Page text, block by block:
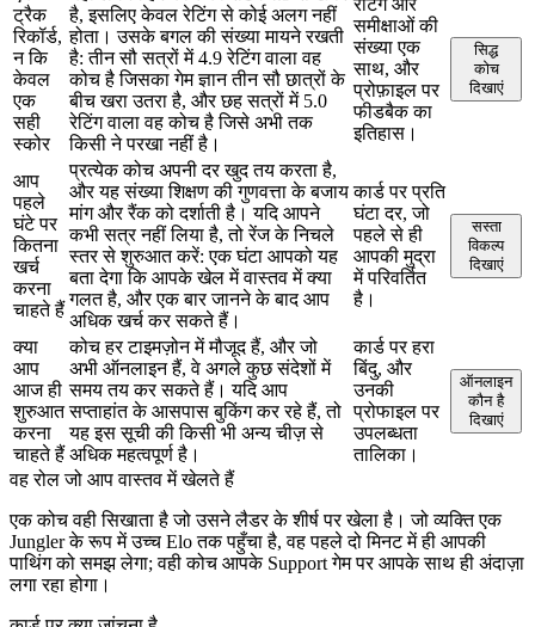
ट्रैक
रिकॉर्ड,
न कि
केवल
एक
सही
स्कोर
है, इसलिए केवल रेटिंग से कोई अलग नहीं
होता। उसके बगल की संख्या मायने रखती
है: तीन सौ सत्रों में 4.9 रेटिंग वाला वह
कोच है जिसका गेम ज्ञान तीन सौ छात्रों के
बीच खरा उतरा है, और छह सत्रों में 5.0
रेटिंग वाला वह कोच है जिसे अभी तक
किसी ने परखा नहीं है।
समीक्षाओं की
संख्या एक
साथ, और
प्रोफ़ाइल पर
फीडबैक का
इतिहास।
सिद्ध
कोच
दिखाएं
आप
पहले
घंटे पर
कितना
खर्च
करना
चाहते हैं
प्रत्येक कोच अपनी दर खुद तय करता है,
और यह संख्या शिक्षण की गुणवत्ता के बजाय
मांग और रैंक को दर्शाती है। यदि आपने
कभी सत्र नहीं लिया है, तो रेंज के निचले
स्तर से शुरुआत करें: एक घंटा आपको यह
बता देगा कि आपके खेल में वास्तव में क्या
गलत है, और एक बार जानने के बाद आप
अधिक खर्च कर सकते हैं।
कार्ड पर प्रति
घंटा दर, जो
पहले से ही
आपकी मुद्रा
में परिवर्तित
है।
सस्ता
विकल्प
दिखाएं
क्या
आप
आज ही
शुरुआत
करना
चाहते हैं
कोच हर टाइमज़ोन में मौजूद हैं, और जो
अभी ऑनलाइन हैं, वे अगले कुछ संदेशों में
समय तय कर सकते हैं। यदि आप
सप्ताहांत के आसपास बुकिंग कर रहे हैं, तो
यह इस सूची की किसी भी अन्य चीज़ से
अधिक महत्वपूर्ण है।
कार्ड पर हरा
बिंदु, और
उनकी
प्रोफाइल पर
उपलब्धता
तालिका।
ऑनलाइन
कौन है
दिखाएं
वह रोल जो आप वास्तव में खेलते हैं
एक कोच वही सिखाता है जो उसने लैडर के शीर्ष पर खेला है। जो व्यक्ति एक
Jungler के रूप में उच्च Elo तक पहुँचा है, वह पहले दो मिनट में ही आपकी
पाथिंग को समझ लेगा; वही कोच आपके Support गेम पर आपके साथ ही अंदाज़ा
लगा रहा होगा।